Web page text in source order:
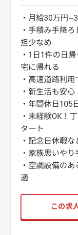
・月給30万円
・手積み手降
担少なめ
・1日1件の日
宅に帰れる
・高速道路利
・新生活も安
・年間休日105
・未経験OK！
タート
・記念日休暇
・家族思いや
・空調設備の
適
この求